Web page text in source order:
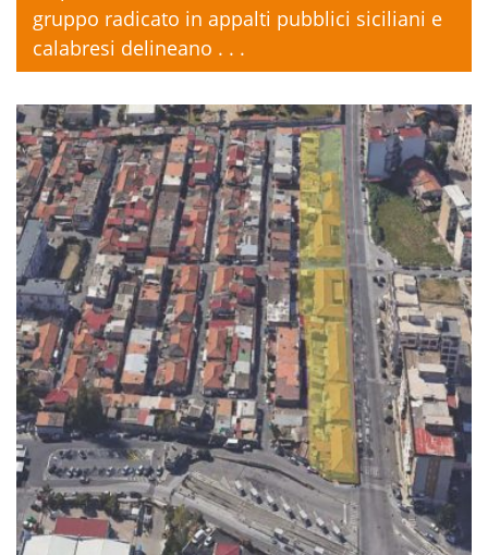
gruppo radicato in appalti pubblici siciliani e
calabresi delineano . . .